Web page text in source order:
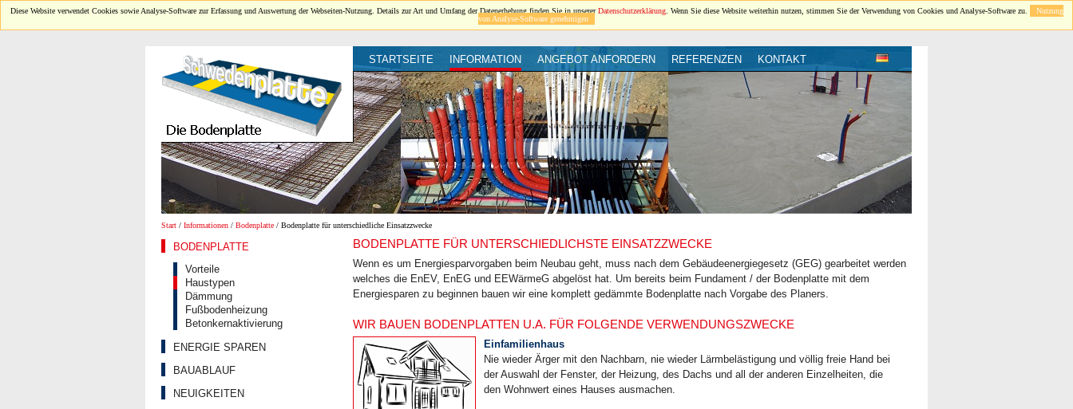
Diese Website verwendet Cookies sowie Analyse-Software zur Erfassung und Auswertung der Webseiten-Nutzung. Details zur Art und Umfang der Datenerhebung finden Sie in unsererDatenschutzerklärung. Wenn Sie diese Website weiterhin nutzen, stimmen Sie der Verwendung von Cookies und Analyse-Software zu.
Nutzung
von Analyse-Software genehmigen
STARTSEITE INFORMATION ANGEBOT ANFORDERN REFERENZEN KONTAKT
Start / Informationen / Bodenplatte / Bodenplatte für unterschiedliche Einsatzzwecke
BODENPLATTE
Vorteile
Haustypen
Dämmung
Fußbodenheizung
Betonkernaktivierung
ENERGIE SPAREN
BAUABLAUF
NEUIGKEITEN
BODENPLATTE FÜR UNTERSCHIEDLICHSTE EINSATZZWECKE
Wenn es um Energiesparvorgaben beim Neubau geht, muss nach dem Gebäudeenergiegesetz (GEG) gearbeitet werden
welches die EnEV, EnEG und EEWärmeG abgelöst hat. Um bereits beim Fundament / der Bodenplatte mit dem
Energiesparen zu beginnen bauen wir eine komplett gedämmte Bodenplatte nach Vorgabe des Planers.
WIR BAUEN BODENPLATTEN U.A. FÜR FOLGENDE VERWENDUNGSZWECKE
Einfamilienhaus
Nie wieder Ärger mit den Nachbarn, nie wieder Lärmbelästigung und völlig freie Hand bei
der Auswahl der Fenster, der Heizung, des Dachs und all der anderen Einzelheiten, die
den Wohnwert eines Hauses ausmachen.